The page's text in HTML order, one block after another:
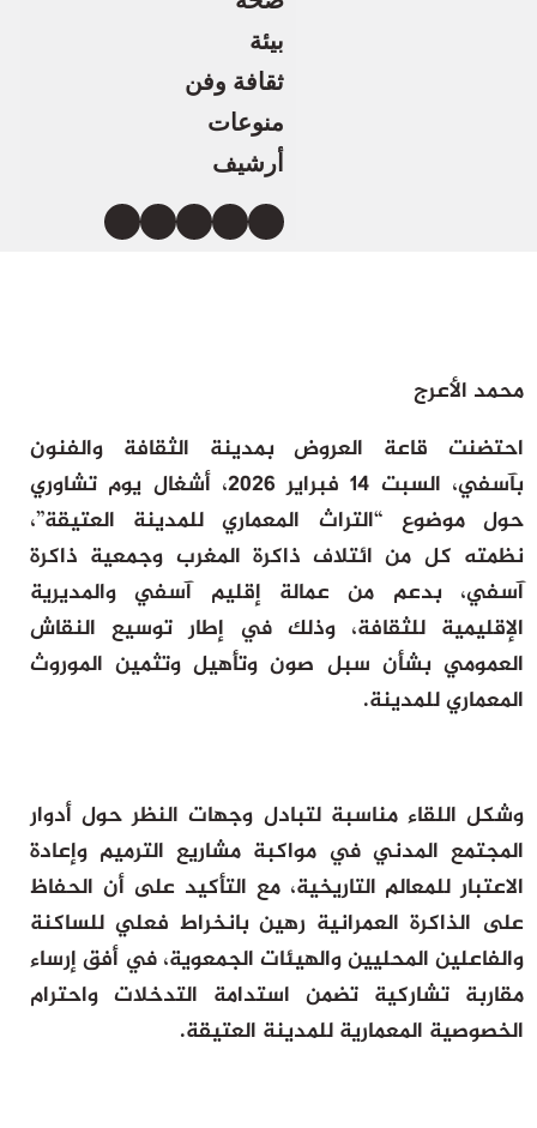
بيئة
ثقافة وفن
منوعات
أرشيف
محمد الأعرج
احتضنت قاعة العروض بمدينة الثقافة والفنون
بآسفي، السبت 14 فبراير 2026، أشغال يوم تشاوري
حول موضوع “التراث المعماري للمدينة العتيقة”،
نظمته كل من ائتلاف ذاكرة المغرب وجمعية ذاكرة
آسفي، بدعم من عمالة إقليم آسفي والمديرية
الإقليمية للثقافة، وذلك في إطار توسيع النقاش
العمومي بشأن سبل صون وتأهيل وتثمين الموروث
المعماري للمدينة.
وشكل اللقاء مناسبة لتبادل وجهات النظر حول أدوار
المجتمع المدني في مواكبة مشاريع الترميم وإعادة
الاعتبار للمعالم التاريخية، مع التأكيد على أن الحفاظ
على الذاكرة العمرانية رهين بانخراط فعلي للساكنة
والفاعلين المحليين والهيئات الجمعوية، في أفق إرساء
مقاربة تشاركية تضمن استدامة التدخلات واحترام
الخصوصية المعمارية للمدينة العتيقة.